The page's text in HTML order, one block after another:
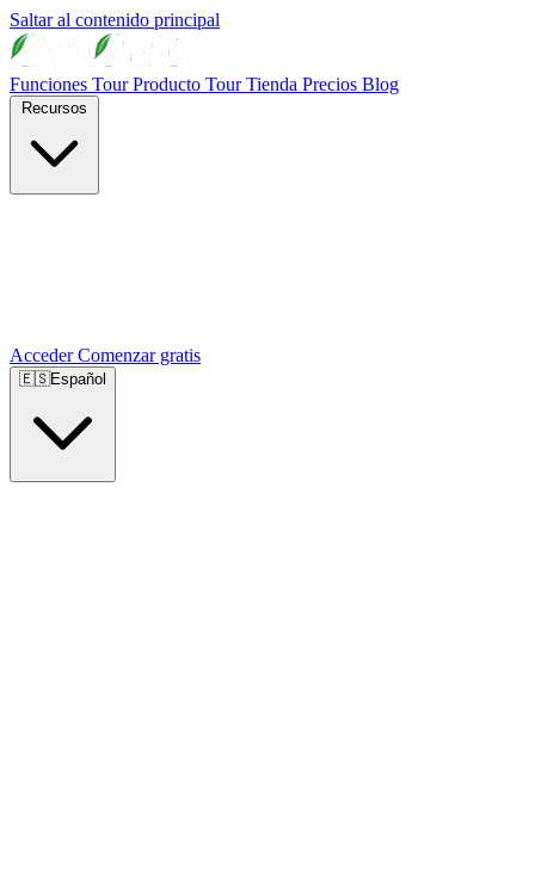
Saltar al contenido principal
Funciones Tour Producto Tour Tienda Precios Blog
AccederComenzar gratis
🇪🇸Español